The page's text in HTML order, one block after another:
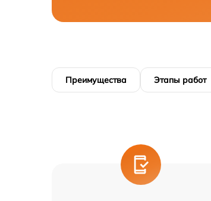
Преимущества Этапы работ